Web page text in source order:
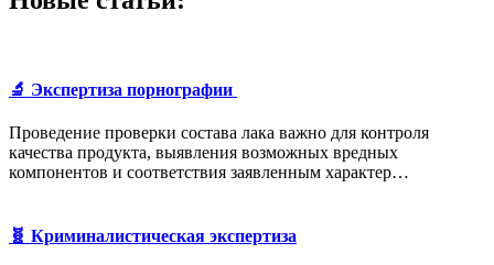
🔬 Экспертиза порнографии
Проведение проверки состава лака важно для контроля
качества продукта, выявления возможных вредных
компонентов и соответствия заявленным характер…
🧬 Криминалистическая экспертиза